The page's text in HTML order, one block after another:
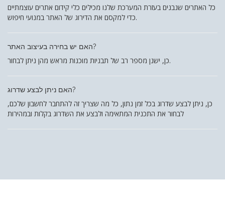
כל האתרים שנבנים בעזרת המערכת שלנו מכילים כלי קידום אתרים עוצמתיים
כדי למקסם את הדירוג של האתר במנועי חיפוש.
האם יש בחירה בעיצוב האתר?
כן, ישנן מספר רב של תבניות מוכנות מראש מהן ניתן לבחור.
האם ניתן לבצע שדרוג?
כן, ניתן לבצע שדרוג בכל זמן נתון, כל מה שצריך זה להתחבר לחשבון שלכם,
לבחור את התכנית המתאימה ולבצע את השדרוג בקלות ובמהירות